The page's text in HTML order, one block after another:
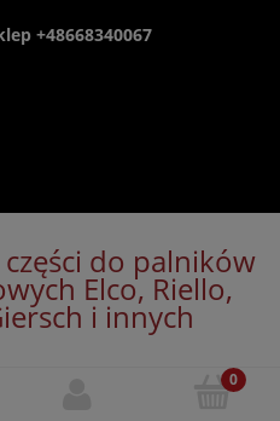
+48668340067
części do palników
Elco, Riello,
i innych